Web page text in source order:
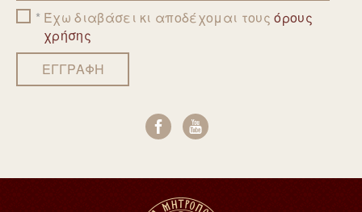
EmailΈχω διαβάσει κι αποδέχομαι τουςόρους
χρήσης
ΕΓΓΡΑΦΗ